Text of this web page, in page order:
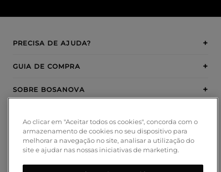
PRECISA DE AJUDA?
GUIA DE COMPRA
SOBRE BOSANOVA
MÉTODOS DE PAGAMENTO
Ao clicar em "Aceitar todos os cookies", concorda com o
armazenamento de cookies no seu dispositivo para
melhorar a navegação no site, analisar a utilização do
site e ajudar nas nossas iniciativas de marketing.